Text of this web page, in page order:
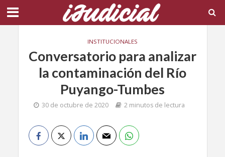
INSTITUCIONALES
Conversatorio para analizar
la contaminación del Río
Puyango-Tumbes
30 de octubre de 2020 2 minutos de lectura